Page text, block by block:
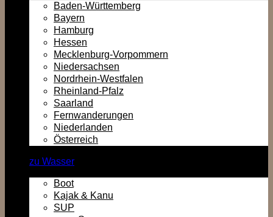
Baden-Württemberg
Bayern
Hamburg
Hessen
Mecklenburg-Vorpommern
Niedersachsen
Nordrhein-Westfalen
Rheinland-Pfalz
Saarland
Fernwanderungen
Niederlanden
Österreich
zu Wasser
Boot
Kajak & Kanu
SUP